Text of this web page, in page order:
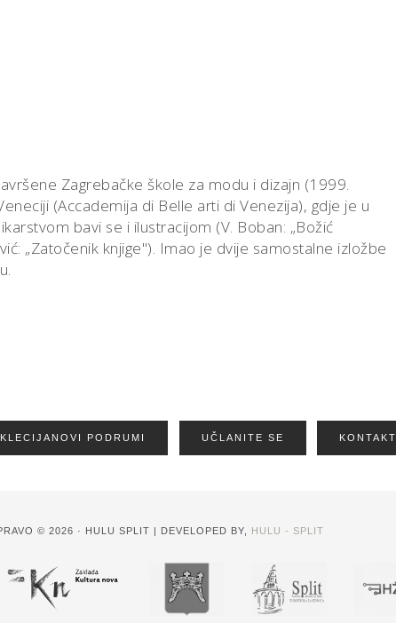
Zagrebačke škole za modu i dizajn (1999.
(Accademija di Belle arti di Venezija), gdje je u
bavi se i ilustracijom (V. Boban: „Božić
„Zatočenik knjige"). Imao je dvije samostalne izložbe
PODRUMI UČLANITE SE KONTAKT
© 2026 · HULU SPLIT | DEVELOPED BY, HULU - SPLIT